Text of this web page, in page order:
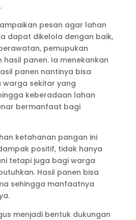
pesan agar lahan
dapat dikelola dengan baik,
pemupukan
panen. Ia menekankan
panen nantinya bisa
sekitar yang
keberadaan lahan
bermanfaat bagi
ketahanan pangan ini
positif, tidak hanya
tetapi juga bagi warga
Hasil panen bisa
sehingga manfaatnya
menjadi bentuk dukungan